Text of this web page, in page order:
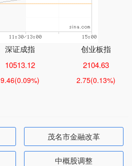
深证成指
10513.12
9.46(0.09%)
创业板指
2104.63
2.75(0.13%)
茂名市金融改革
中概股调整